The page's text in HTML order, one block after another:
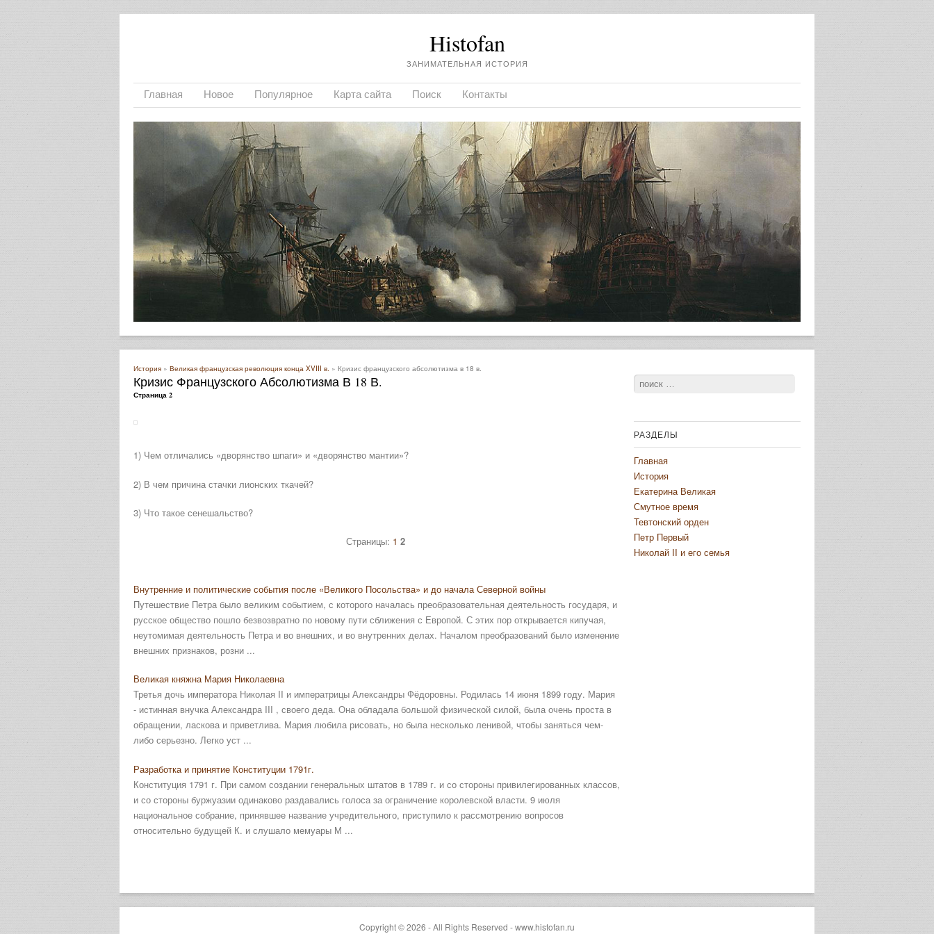
Histofan
ЗАНИМАТЕЛЬНАЯ ИСТОРИЯ
Главная Новое Популярное Карта сайта Поиск Контакты
История » Великая французская революция конца XVIII в. » Кризис французского абсолютизма в 18 в.
Кризис Французского Абсолютизма В 18 В.
Страница 2
1) Чем отличались «дворянство шпаги» и «дворянство мантии»?
2) В чем причина стачки лионских ткачей?
3) Что такое сенешальство?
Страницы: 1 2
Внутренние и политические события после «Великого Посольства» и до начала Северной войны
Путешествие Петра было великим событием, с которого началась преобразовательная деятельность государя, и
русское общество пошло безвозвратно по новому пути сближения с Европой. С этих пор открывается кипучая,
неутомимая деятельность Петра и во внешних, и во внутренних делах. Началом преобразований было изменение
внешних признаков, розни ...
Великая княжна Мария Николаевна
Третья дочь императора Николая II и императрицы Александры Фёдоровны. Родилась 14 июня 1899 году. Мария
- истинная внучка Александра III , своего деда. Она обладала большой физической силой, была очень проста в
обращении, ласкова и приветлива. Мария любила рисовать, но была несколько ленивой, чтобы заняться чем-
либо серьезно. Легко уст ...
Разработка и принятие Конституции 1791г.
Конституция 1791 г. При самом создании генеральных штатов в 1789 г. и со стороны привилегированных классов,
и со стороны буржуазии одинаково раздавались голоса за ограничение королевской власти. 9 июля
национальное собрание, принявшее название учредительного, приступило к рассмотрению вопросов
относительно будущей К. и слушало мемуары М ...
Поиск
РАЗДЕЛЫ
Главная
История
Екатерина Великая
Смутное время
Тевтонский орден
Петр Первый
Николай II и его семья
Copyright © 2026 - All Rights Reserved - www.histofan.ru